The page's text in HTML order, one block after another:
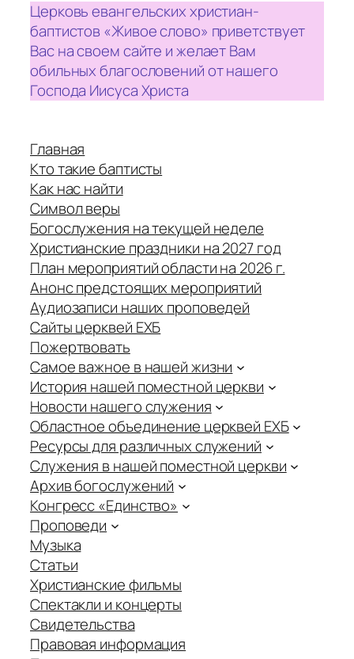
Церковь евангельских христиан-
баптистов «Живое слово» приветствует
Вас на своем сайте и желает Вам
обильных благословений от нашего
Господа Иисуса Христа
Главная
Кто такие баптисты
Как нас найти
Символ веры
Богослужения на текущей неделе
Христианские праздники на 2027 год
План мероприятий области на 2026 г.
Анонс предстоящих мероприятий
Аудиозаписи наших проповедей
Сайты церквей ЕХБ
Пожертвовать
Самое важное в нашей жизни
История нашей поместной церкви
Новости нашего служения
Областное объединение церквей ЕХБ
Ресурсы для различных служений
Служения в нашей поместной церкви
Архив богослужений
Конгресс «Единство»
Проповеди
Музыка
Статьи
Христианские фильмы
Спектакли и концерты
Свидетельства
Правовая информация